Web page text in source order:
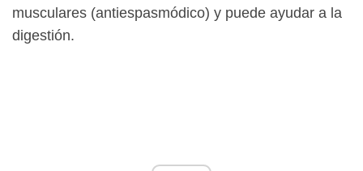
musculares (antiespasmódico) y puede ayudar a la
digestión.